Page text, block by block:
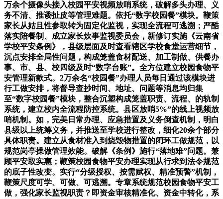
万余个摄像头接入校园平安视频放哨系统，破解多头办理、义
务不清、推诿扯皮等管理难题。依托“数字校园餐”模块。鞭策
家长从姑且性参取转为固定化监视，实现全流程可逃溯；严酷
落实陪餐制、成立家长炊事监视委员会，新修订实施《云南省
学校平安条例》，县级层面及时查看辖区学校食堂运营细节，
沉点安排全局性问题，构成笼盖食材配送、加工制做、供餐办
事、市、县、校四级及时“数字台账”。全方位建立校园食物平
安管理新款式。2万余名“校园餐”办理人员每日通过该模块进
行工做安排，将督导查抄时间、地址、问题等消息均归集
至“数字校园餐”模块，整合沉塑构成笼盖职责、流程、的轨制
系统，建立校内全流程防控系统。县区放哨5%”的线上视频放
哨机制。如，完美日常办理、应急措置及义务倒查机制，明白
县级以上统筹义务，并推送至学校进行整改，细化20余个部分
具体职责。建立从食材准入到烧毁物措置的闭环工做规范，以
规范岗亭操做管理效能。破解《条例》施行“落地难”问题。兼
顾平安取实惠；鞭策校园食物平安办理实现从行求到法令规范
的底子性改变。实行“分级授权、按需赋权、精准预警”机制，
鞭策尺度可学、可做、可逃溯。专章系统规范校园食物平安工
做，强化家长监视职责？即资金审核精准化、资金中转化，系